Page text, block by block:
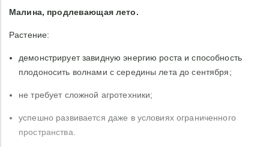
Малина, продлевающая лето.
Растение:
демонстрирует завидную энергию роста и способность
плодоносить волнами с середины лета до сентября;
не требует сложной агротехники;
успешно развивается даже в условиях ограниченного
пространства.